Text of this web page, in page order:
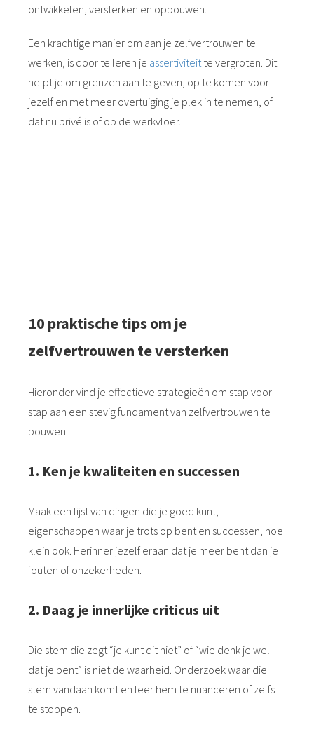
ontwikkelen, versterken en opbouwen.
Een krachtige manier om aan je zelfvertrouwen te
werken, is door te leren je assertiviteit te vergroten. Dit
helpt je om grenzen aan te geven, op te komen voor
jezelf en met meer overtuiging je plek in te nemen, of
dat nu privé is of op de werkvloer.
10 praktische tips om je
zelfvertrouwen te versterken
Hieronder vind je effectieve strategieën om stap voor
stap aan een stevig fundament van zelfvertrouwen te
bouwen.
1. Ken je kwaliteiten en successen
Maak een lijst van dingen die je goed kunt,
eigenschappen waar je trots op bent en successen, hoe
klein ook. Herinner jezelf eraan dat je meer bent dan je
fouten of onzekerheden.
2. Daag je innerlijke criticus uit
Die stem die zegt “je kunt dit niet” of “wie denk je wel
dat je bent” is niet de waarheid. Onderzoek waar die
stem vandaan komt en leer hem te nuanceren of zelfs
te stoppen.